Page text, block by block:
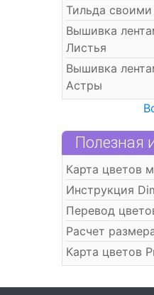
Тильда
Вышивка
Листья
Вышивка
Астры
Полезная
Карта цветов
Инструкция
Перевод
Расчет
Карта цветов